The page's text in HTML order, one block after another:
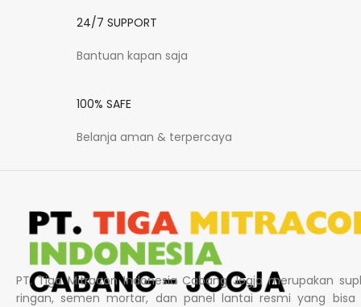
24/7 SUPPORT
Bantuan kapan saja
100% SAFE
Belanja aman & terpercaya
PT. Tiga Mitracon Indonesia Cabang Jogja merupakan
ringan, semen mortar, dan panel lantai resmi yang bisa